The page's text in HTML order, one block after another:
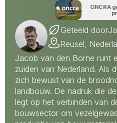
ONCRA
Geteeld door
Reusel,
Jacob van den Borne runt
zuiden van Nederland. Als
zich bewust van de
landbouw. De nadruk die
legt op het verbinden van
bouwsector om